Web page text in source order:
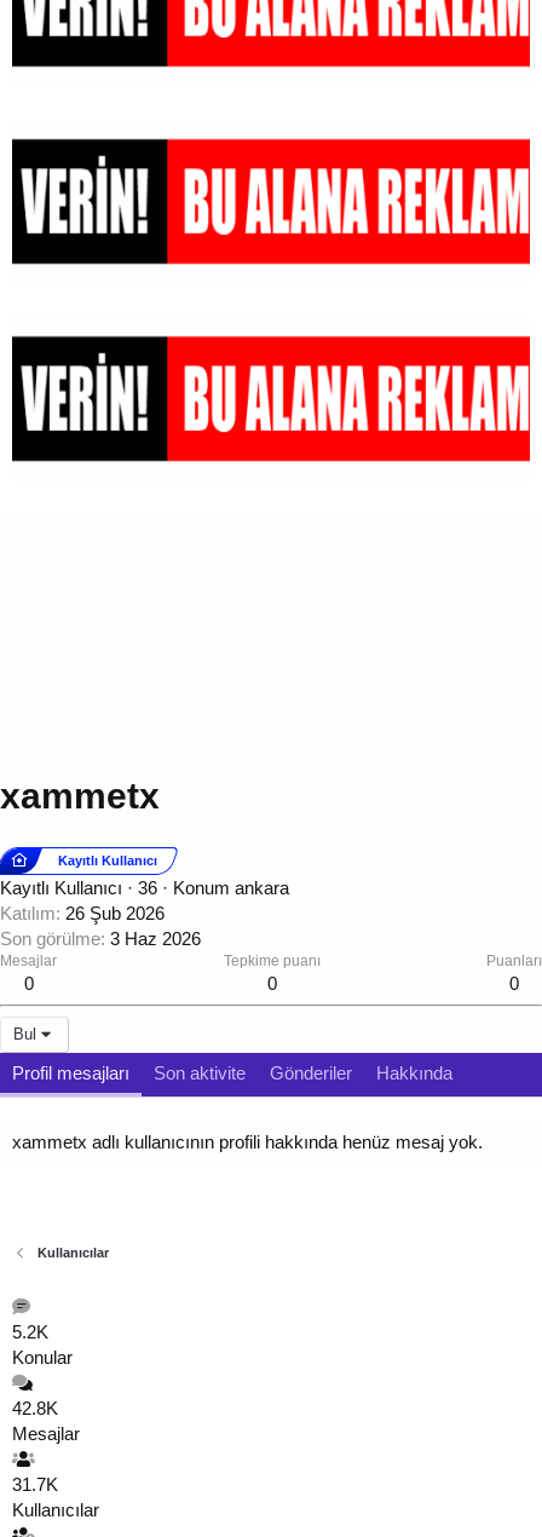
xammetx
Kayıtlı Kullanıcı
Kayıtlı Kullanıcı · 36 · Konum ankara
Katılım 26 Şub 2026
Son görülme 3 Haz 2026
Mesajlar
0
Tepkime puanı
0
Puanları
0
Bul
Profil mesajları Son aktivite Gönderiler Hakkında
xammetx adlı kullanıcının profili hakkında henüz mesaj yok.
Kullanıcılar
5.2K
Konular
42.8K
Mesajlar
31.7K
Kullanıcılar